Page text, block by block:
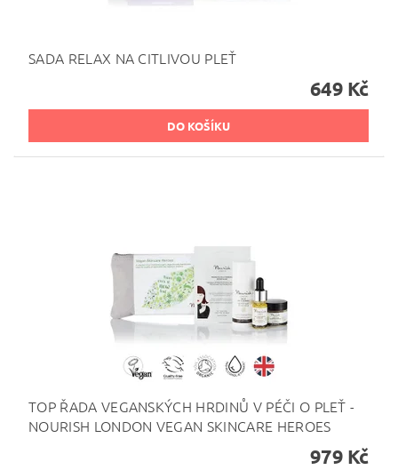
SADA RELAX NA CITLIVOU PLEŤ
649 Kč
TOP ŘADA VEGANSKÝCH HRDINŮ V PÉČI O PLEŤ -
NOURISH LONDON VEGAN SKINCARE HEROES
979 Kč